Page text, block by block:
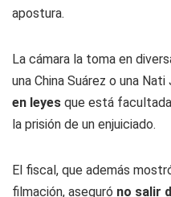
apostura.
La cámara la toma en
una China Suárez o una
en leyes que está
la prisión de un enjuiciado.
El fiscal, que además
filmación, aseguró no salir